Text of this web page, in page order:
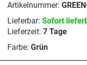
Artikelnummer:
Lieferbar: Sofort
Lieferzeit: 7 Tage
Farbe: Grün